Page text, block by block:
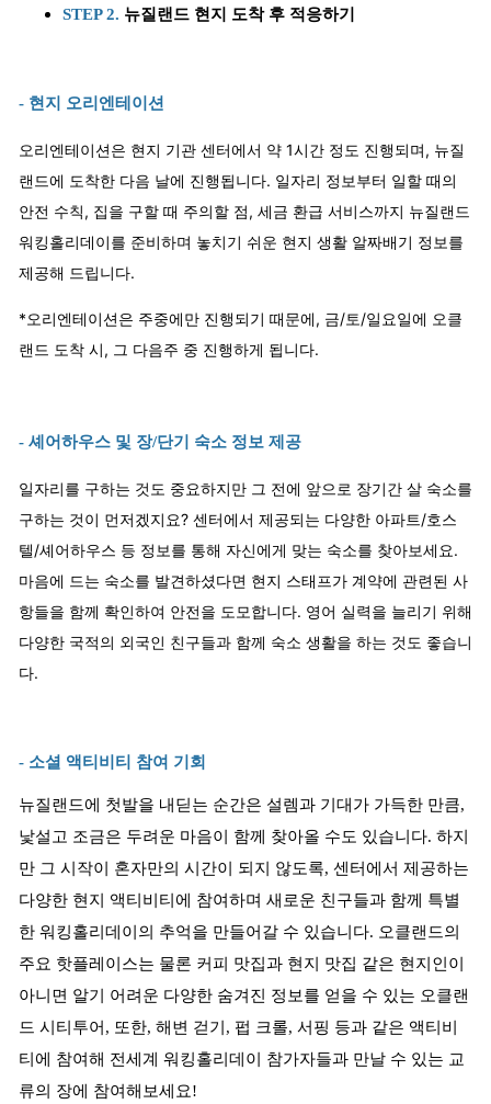
STEP 2. 뉴질랜드 현지 도착 후 적응하기
- 현지 오리엔테이션
오리엔테이션은 현지 기관 센터에서 약 1시간 정도 진행되며, 뉴질
랜드에 도착한 다음 날에 진행됩니다. 일자리 정보부터 일할 때의
안전 수칙, 집을 구할 때 주의할 점, 세금 환급 서비스까지 뉴질랜드
워킹홀리데이를 준비하며 놓치기 쉬운 현지 생활 알짜배기 정보를
제공해 드립니다.
*오리엔테이션은 주중에만 진행되기 때문에, 금/토/일요일에 오클
랜드 도착 시, 그 다음주 중 진행하게 됩니다.
- 셰어하우스 및 장/단기 숙소 정보 제공
일자리를 구하는 것도 중요하지만 그 전에 앞으로 장기간 살 숙소를
구하는 것이 먼저겠지요? 센터에서 제공되는 다양한 아파트/호스
텔/셰어하우스 등 정보를 통해 자신에게 맞는 숙소를 찾아보세요.
마음에 드는 숙소를 발견하셨다면 현지 스태프가 계약에 관련된 사
항들을 함께 확인하여 안전을 도모합니다. 영어 실력을 늘리기 위해
다양한 국적의 외국인 친구들과 함께 숙소 생활을 하는 것도 좋습니
다.
- 소셜 액티비티 참여 기회
뉴질랜드에 첫발을 내딛는 순간은 설렘과 기대가 가득한 만큼,
낯설고 조금은 두려운 마음이 함께 찾아올 수도 있습니다. 하지
만 그 시작이 혼자만의 시간이 되지 않도록, 센터에서 제공하는
다양한 현지 액티비티에 참여하며 새로운 친구들과 함께 특별
한 워킹홀리데이의 추억을 만들어갈 수 있습니다. 오클랜드의
주요 핫플레이스는 물론 커피 맛집과 현지 맛집 같은 현지인이
아니면 알기 어려운 다양한 숨겨진 정보를 얻을 수 있는 오클랜
드 시티투어, 또한, 해변 걷기, 펍 크롤, 서핑 등과 같은 액티비
티에 참여해 전세계 워킹홀리데이 참가자들과 만날 수 있는 교
류의 장에 참여해보세요!